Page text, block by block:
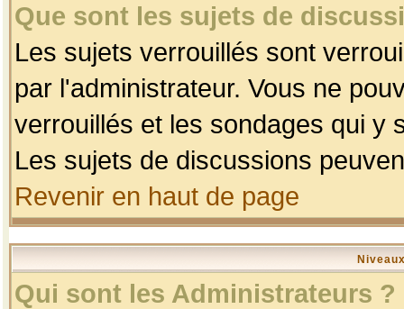
Que sont les sujets de
Les sujets verrouillés sont
par l'administrateur. Vous ne
verrouillés et les sondages qui y
Les sujets de discussions
Revenir en haut de page
Qui sont les Administrateurs ?